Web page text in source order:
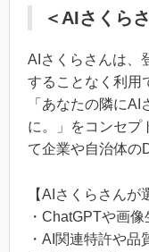
＜AIさくら
AIさくらさんは、
することなく利用
「あなたの隣に
に。」をコンセプ
て企業や自治体の
【AIさくらさんが
・ChatGPTや画
・AI関連特許や